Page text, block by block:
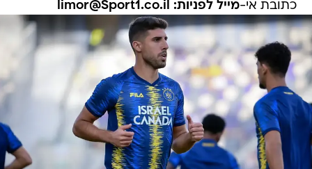
כתובת אי-מייל לפניות: limor@Sport1.co.il